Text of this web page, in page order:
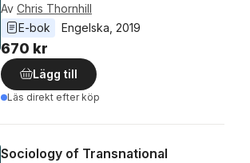
Av Chris Thornhill
E-bok
Engelska 2019
670 kr
Lägg till
Läs direkt efter köp
Sociology of Transnational